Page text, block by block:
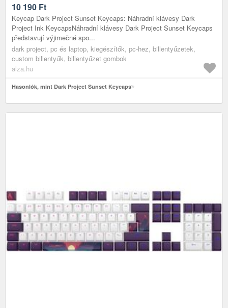
10 190 Ft
Keycap Dark Project Sunset Keycaps: Náhradní klávesy Dark
Project Ink KeycapsNáhradní klávesy Dark Project Sunset Keycaps
představují výjimečné spo...
dark project, pc és laptop, kiegészítők, pc-hez, billentyűzetek,
custom billentyűk, billentyűzet gombok
alza.hu
Hasonlók, mint Dark Project Sunset Keycaps